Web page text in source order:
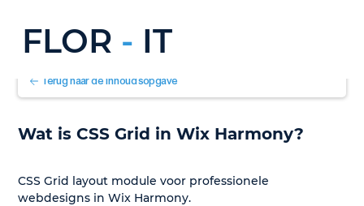
FLOR - IT
Terug naar de inhoudsopgave
Wat is CSS Grid in Wix Harmony?
CSS Grid layout module voor professionele
webdesigns in Wix Harmony.